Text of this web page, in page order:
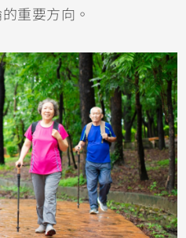
重要方向。